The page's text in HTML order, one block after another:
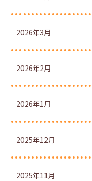
2026年3月
2026年2月
2026年1月
2025年12月
2025年11月